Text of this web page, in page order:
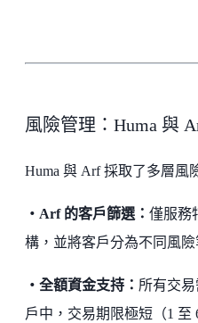
風險管理：Huma 與
Huma 與 Arf 採取了多層風
・Arf 的客戶篩選： 僅服務
構，並將客戶分為不同風
・全額資金支持： 所有交
戶中，交易期限極短（1 至